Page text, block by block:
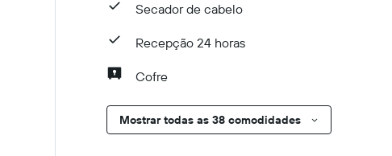
Secador de cabelo
Recepção 24 horas
Cofre
Mostrar todas as 38 comodidades